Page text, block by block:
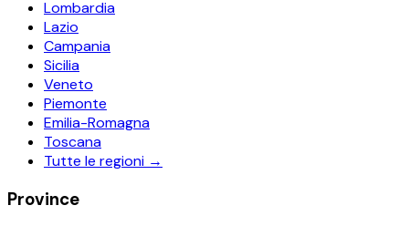
Lombardia
Lazio
Campania
Sicilia
Veneto
Piemonte
Emilia-Romagna
Toscana
Tutte le regioni →
Province